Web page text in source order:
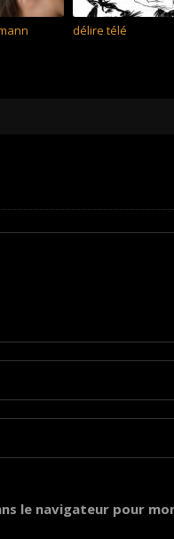
délire télé
le navigateur pour